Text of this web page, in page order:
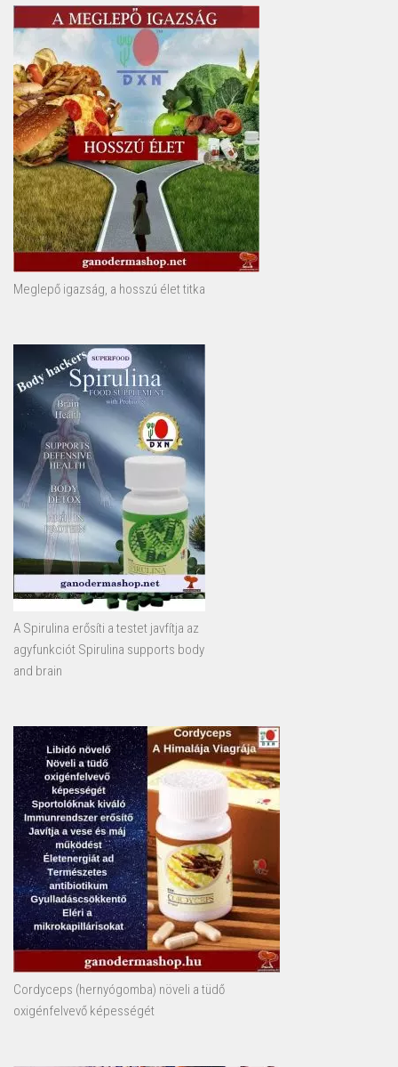
Meglepő igazság, a hosszú élet titka
A Spirulina erősíti a testet javfítja az
agyfunkciót Spirulina supports body
and brain
Cordyceps (hernyógomba) növeli a tüdő
oxigénfelvevő képességét